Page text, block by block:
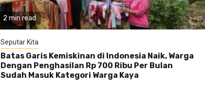
2 min read
Seputar Kita
Batas Garis Kemiskinan di Indonesia Naik, Warga
Dengan Penghasilan Rp 700 Ribu Per Bulan
Sudah Masuk Kategori Warga Kaya